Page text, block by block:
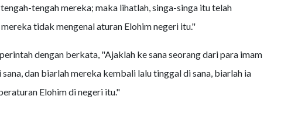
tengah mereka; maka lihatlah, singa-singa itu telah
tidak mengenal aturan Elohim negeri itu."
dengan berkata, "Ajaklah ke sana seorang dari para imam
dan biarlah mereka kembali lalu tinggal di sana, biarlah ia
Elohim di negeri itu."